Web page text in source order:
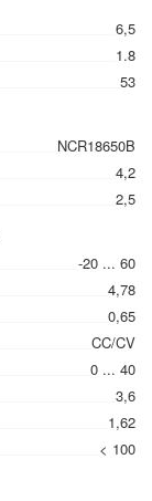
6,5
1.8
53
NCR18650B
4,2
2,5
-20 ... 60
4,78
0,65
CC/CV
0 ... 40
3,6
1,62
< 100